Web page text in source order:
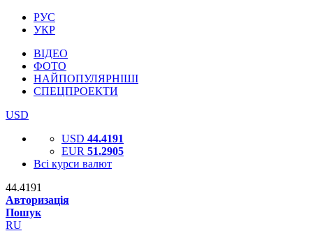
РУС
УКР
ВІДЕО
ФОТО
НАЙПОПУЛЯРНІШІ
СПЕЦПРОЕКТИ
USD
USD 44.4191
EUR 51.2905
Всі курси валют
44.4191
Авторизація
Пошук
RU